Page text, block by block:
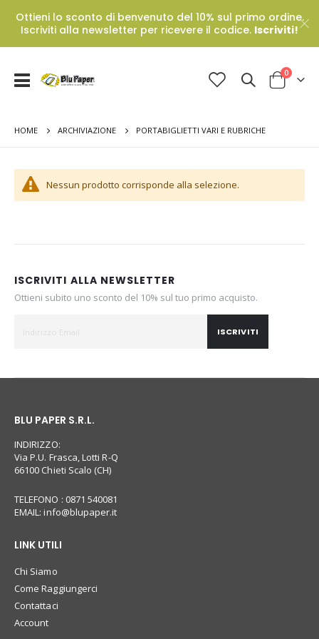
Ottieni lo sconto di benvenuto del 10% sul primo ordine.
Iscriviti alla newsletter per ricevere il codice. Iscriviti!
Toggle
Cart
0Prodotti
HOME ARCHIVIAZIONE PORTABIGLIETTI VARI E RUBRICHE
Nessun prodotto corrisponde alla selezione.
ISCRIVITI ALLA NEWSLETTER
Ottieni subito uno sconto del 10% sul tuo primo acquisto.
ISCRIVITI
BLU PAPER S.R.L.
INDIRIZZO:
Via P.U. Frasca, Lotti R-Q
66100 Chieti Scalo (CH)
TELEFONO : 0871 540081
EMAIL:info@blupaper.it
LINK UTILI
Chi Siamo
Come Raggiungerci
Contattaci
Account